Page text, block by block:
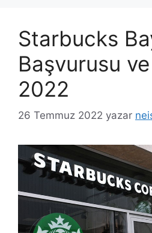
Starbucks
Başvurusu
2022
26 Temmuz 2022 yazar